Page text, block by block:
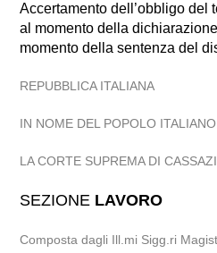
Accertamento dell’obbligo del
al momento della
momento della sentenza del
REPUBBLICA ITALIANA
IN NOME DEL POPOLO ITALIANO
LA CORTE SUPREMA DI
SEZIONE LAVORO
Composta dagli Ill.mi Sigg.ri